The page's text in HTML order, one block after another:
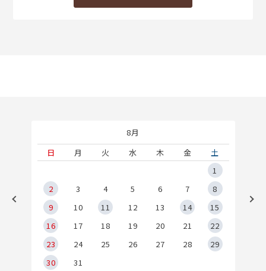
8月
日
月 火 水 木 金
土
1
2
3 4 5 6 7
8
9
10 11 12 13 14
15
16
17 18 19 20 21
22
23
24 25 26 27 28
29
30
31